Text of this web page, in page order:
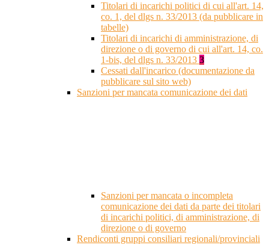
Titolari di incarichi politici di cui all'art. 14,
co. 1, del dlgs n. 33/2013 (da pubblicare in
tabelle)
Titolari di incarichi di amministrazione, di
direzione o di governo di cui all'art. 14, co.
1-bis, del dlgs n. 33/2013 3
Cessati dall'incarico (documentazione da
pubblicare sul sito web)
Sanzioni per mancata comunicazione dei dati
Sanzioni per mancata o incompleta
comunicazione dei dati da parte dei titolari
di incarichi politici, di amministrazione, di
direzione o di governo
Rendiconti gruppi consiliari regionali/provinciali